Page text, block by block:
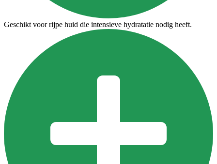
Geschikt voor rijpe huid die intensieve hydratatie nodig heeft.